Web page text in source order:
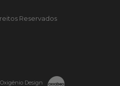
Reservados
Design